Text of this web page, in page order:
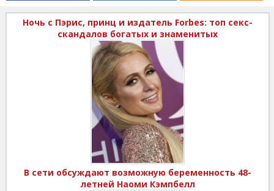
Ночь с Пэрис, принц и издатель Forbes: топ секс-
скандалов богатых и знаменитых
В сети обсуждают возможную беременность 48-
летней Наоми Кэмпбелл